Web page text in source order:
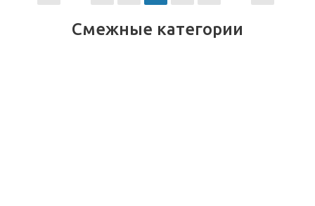
Смежные категории